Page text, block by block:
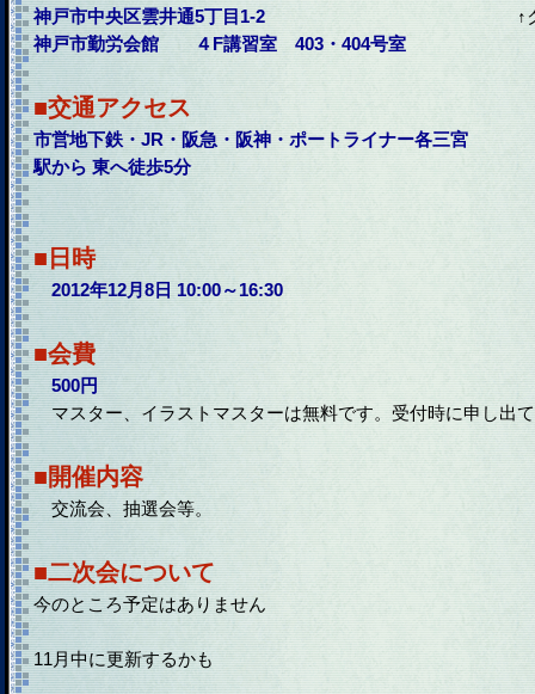
神戸市中央区雲井通5丁目1-2
神戸市勤労会館 ４F講習室 403・404号室
■交通アクセス
市営地下鉄・JR・阪急・阪神・ポートライナー各三宮
駅から 東へ徒歩5分
↑
■日時
2012年12月8日 10:00～16:30
■会費
500円
マスター、イラストマスターは無料です。受付時に申し出
■開催内容
交流会、抽選会等。
■二次会について
今のところ予定はありません
11月中に更新するかも